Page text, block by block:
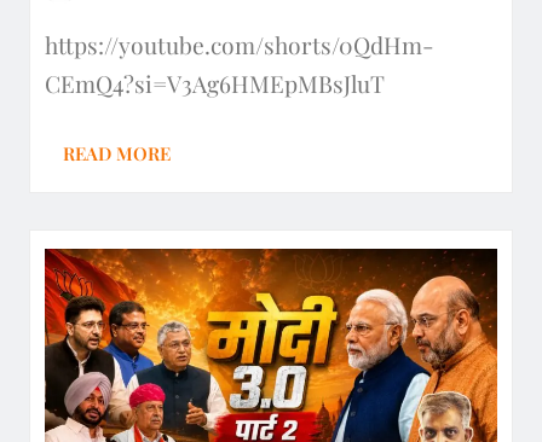
https://youtube.com/shorts/0QdHm-
CEmQ4?si=V3Ag6HMEpMBsJluT
READ MORE